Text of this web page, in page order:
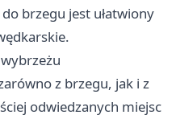
brzegu jest ułatwiony
z brzegu, jak i z
odwiedzanych miejsc